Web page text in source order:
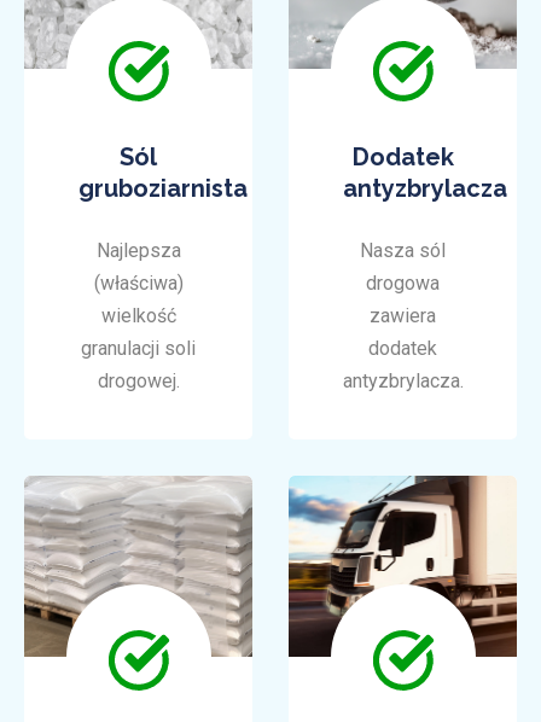
Sól
gruboziarnista
Najlepsza
(właściwa)
wielkość
granulacji soli
drogowej.
Dodatek
antyzbrylacza
Nasza sól
drogowa
zawiera
dodatek
antyzbrylacza.